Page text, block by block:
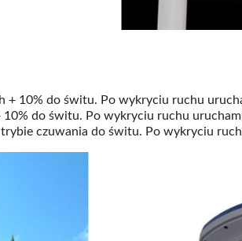
+ 10% do świtu. Po wykryciu ruchu
10% do świtu. Po wykryciu ruchu
czuwania do świtu. Po wykryciu